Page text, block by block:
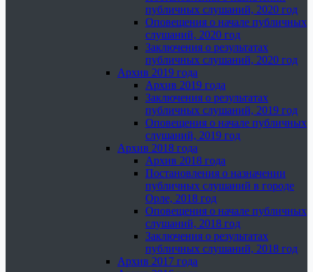
публичных слушаний, 2020 год
Оповещения о начале публичных
слушаний, 2020 год
Заключения о результатах
публичных слушаний, 2020 год
Архив 2019 года
Архив 2019 года
Заключения о результатах
публичных слушаний, 2019 год
Оповещения о начале публичных
слушаний, 2019 год
Архив 2018 года
Архив 2018 года
Постановления о назначении
публичных слушаний в городе
Орле, 2018 год
Оповещения о начале публичных
слушаний, 2018 год
Заключения о результатах
публичных слушаний, 2018 год
Архив 2017 года